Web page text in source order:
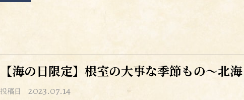
【海の日限定】根室の大事な季節もの～北
投稿日 2023.07.14